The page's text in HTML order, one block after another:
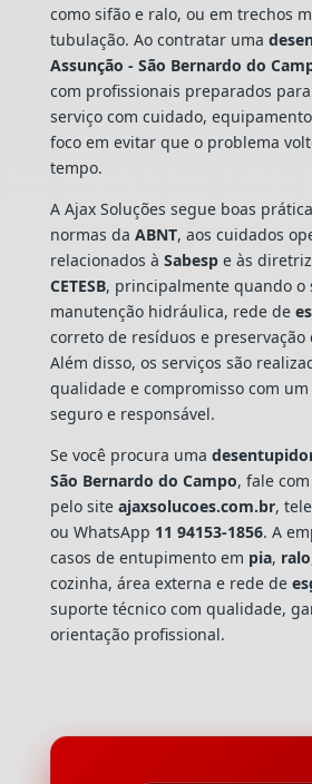
como sifão e ralo, ou em trechos
tubulação. Ao contratar uma
Assunção - São Bernardo do
com profissionais preparados
serviço com cuidado,
foco em evitar que o problema
tempo.
A Ajax Soluções segue boas
normas da ABNT, aos cuidados
relacionados à Sabespe às
CETESB, principalmente quando o
manutenção hidráulica, rede de
correto de resíduos e preservação
Além disso, os serviços são
qualidade e compromisso com
seguro e responsável.
Se você procura uma
São Bernardo do Campo, fale
pelo site ajaxsolucoes.com.br,
ou WhatsApp 11 94153-1856. A
casos de entupimento em pia, ralo
cozinha, área externa e rede de
suporte técnico com qualidade,
orientação profissional.